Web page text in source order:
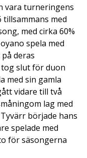
vara turneringens
med
med cirka 60%
spela med
deras
slut för duon
med sin gamla
vidare till två
lag med
började hans
spelade med
för säsongerna